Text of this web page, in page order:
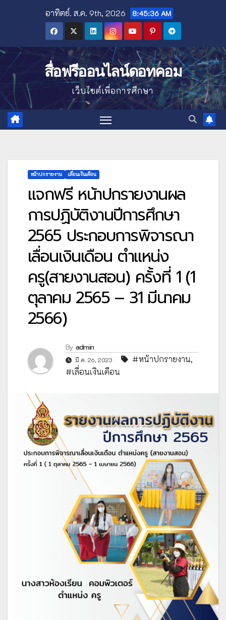
อาทิตย์. ส.ค. 9th, 2026 8:45:37 AM
สื่อฟรีออนไลน์ดอทคอม
เว็บไซต์เพื่อการศึกษา
หน้าปกรายงาน เลื่อนเงินเดือน
แจกฟรี หน้าปกรายงานผล
การปฏิบัติงานปีการศึกษา
2565 ประกอบการพิจารณา
เลื่อนเงินเดือน ตำแหน่ง
ครู(สายงานสอน) ครั้งที่ 1 (1
ตุลาคม 2565 – 31 มีนาคม
2566)
By admin
มี.ค. 26, 2023 #หน้าปกรายงาน,
#เลื่อนเงินเดือน